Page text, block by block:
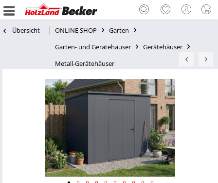
Übersicht ONLINE SHOP
Garten
Garten- und Gerätehäuser
Gerätehäuser
Metall-Gerätehäuser